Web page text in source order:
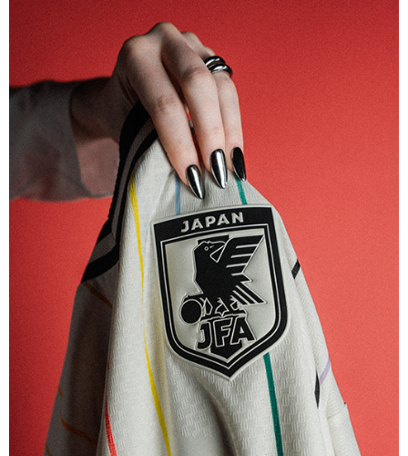
アディダス サッカー日本代表 2026 ホーム オーセンティック
ショーツ
ご購入はこちら